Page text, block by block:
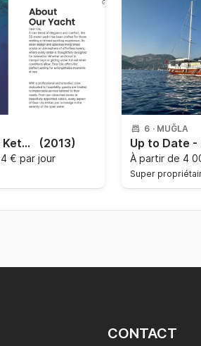
Gulet - 33 mt Ketch (2013)
€ par jour
6 · MUĞLA
Up to Date -
À partir de 4
Super
CONTACT